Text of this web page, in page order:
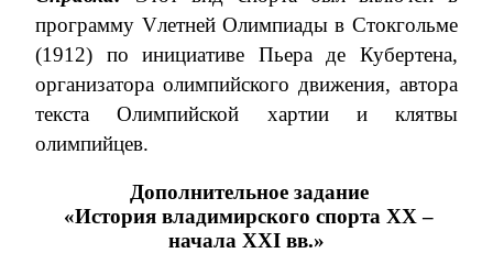
программу Vлетней Олимпиады в Стокгольме
(1912) по инициативе Пьера де Кубертена,
организатора олимпийского движения, автора
текста Олимпийской хартии и клятвы
олимпийцев.
Дополнительное задание
«История владимирского спорта XX –
начала XXI вв.»